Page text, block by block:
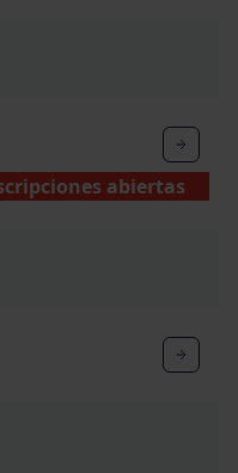
abiertas